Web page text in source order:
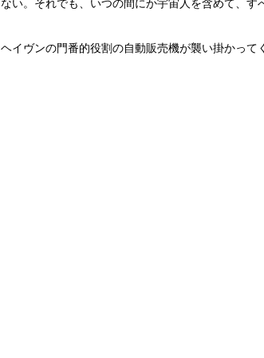
ない。それでも、いつの間にか宇宙人を含めて、す
ヘイヴンの門番的役割の自動販売機が襲い掛かって